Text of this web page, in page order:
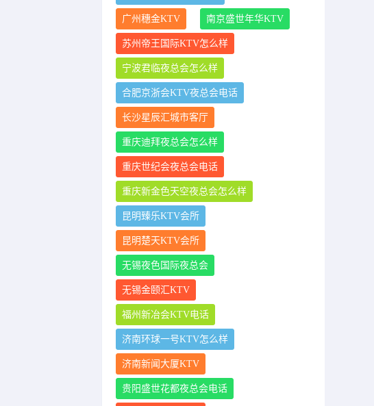
广州穗金KTV 南京盛世年华KTV
苏州帝王国际KTV怎么样
宁波君临夜总会怎么样
合肥京浙会KTV夜总会电话
长沙星辰汇城市客厅
重庆迪拜夜总会怎么样
重庆世纪会夜总会电话
重庆新金色天空夜总会怎么样
昆明臻乐KTV会所
昆明楚天KTV会所
无锡夜色国际夜总会
无锡金颐汇KTV
福州新冶会KTV电话
济南环球一号KTV怎么样
济南新闻大厦KTV
贵阳盛世花都夜总会电话